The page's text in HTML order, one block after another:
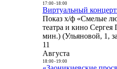
17:00- 18:00
Виртуальный
Показ х/ф «Смелые
театра и кино
мин.) (Ульяновой, 1,
11
Августа
18:00- 19:00